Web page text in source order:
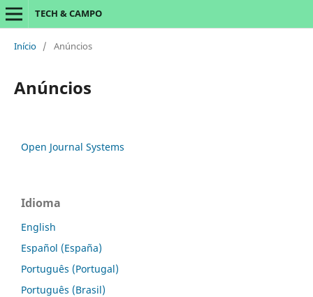
TECH & CAMPO
Início / Anúncios
Anúncios
Open Journal Systems
Idioma
English
Español (España)
Português (Portugal)
Português (Brasil)